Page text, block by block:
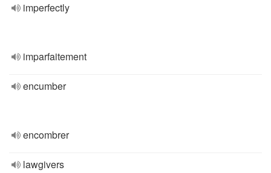
imperfectly
imparfaitement
encumber
encombrer
lawgivers